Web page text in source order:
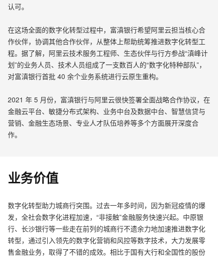
认可。
在这场全面的数字化转型过程中，富滇银行希望阿里云担当核心合
作伙伴，协调其他合作伙伴，从整体上帮助统筹推进数字化转型工
程。据了解，阿里云技术服务工程师、生态伙伴与行方参战“滇峰计
划”的业务人员、技术人员组成了一支数百人的“数字化特种部队”，
对富滇银行首批 40 余个业务系统进行云原生重构。
2021 年 5 月份，富滇银行与阿里云很快签署全面战略合作协议，在
金融云平台、敏捷分布式架构、业务中台及数据中台、智慧信贷与
营销、金融生态场景、专业人才队伍培养等多个方面展开深度合
作。
业务价值
数字化转型助力城商行突围。过去一年多时间，因为新冠疫情的爆
发，全社会数字化进程加速，“非接触”金融服务快速兴起。中原银
行、长沙银行等一些走在前列的城商行不遗余力地加速推进数字化
转型，通过引入领先的数字化营销和风控等数字技术，大力发展零
售金融业务，取得了不错的成效。相比于国有大行和全国性的股份